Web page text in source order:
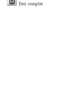
Text complet